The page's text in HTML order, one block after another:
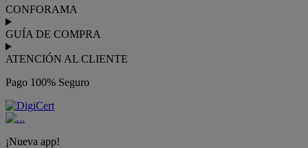
CONFORAMA
GUÍA DE COMPRA
ATENCIÓN AL CLIENTE
Pago 100% Seguro
¡Nueva app!